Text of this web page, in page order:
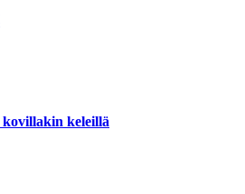
keleillä